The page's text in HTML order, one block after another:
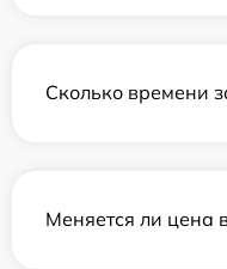
Сколько времени
Меняется ли цена